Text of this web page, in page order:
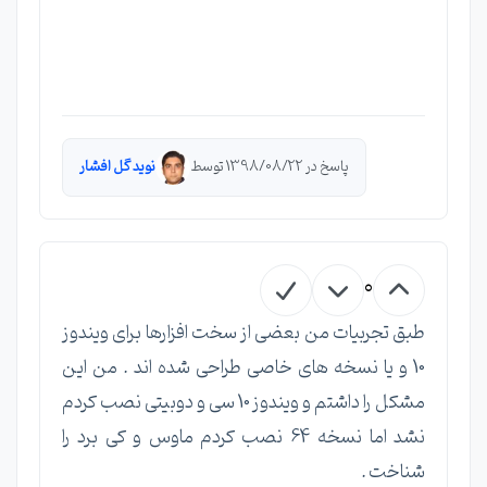
پاسخ در 1398/08/22 توسط نوید گل افشار
0
طبق تجربیات من بعضی از سخت افزارها برای ویندوز
10 و یا نسخه های خاصی طراحی شده اند . من این
مشکل را داشتم و ویندوز 10 سی و دوبیتی نصب کردم
نشد اما نسخه 64 نصب کردم ماوس و کی برد را
شناخت .